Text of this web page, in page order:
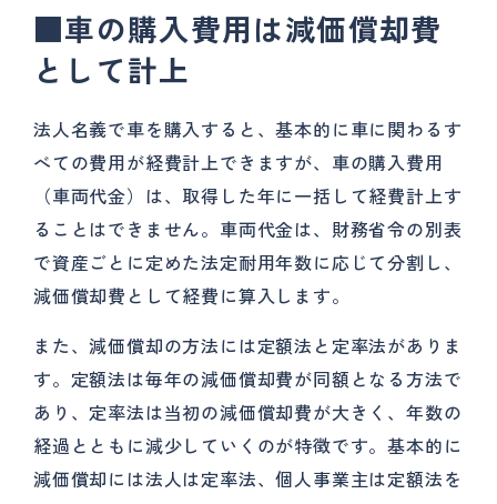
■車の購入費用は減価償却費
として計上
法人名義で車を購入すると、基本的に車に関わるす
べての費用が経費計上できますが、車の購入費用
（車両代金）は、取得した年に一括して経費計上す
ることはできません。車両代金は、財務省令の別表
で資産ごとに定めた法定耐用年数に応じて分割し、
減価償却費として経費に算入します。
また、減価償却の方法には定額法と定率法がありま
す。定額法は毎年の減価償却費が同額となる方法で
あり、定率法は当初の減価償却費が大きく、年数の
経過とともに減少していくのが特徴です。基本的に
減価償却には法人は定率法、個人事業主は定額法を